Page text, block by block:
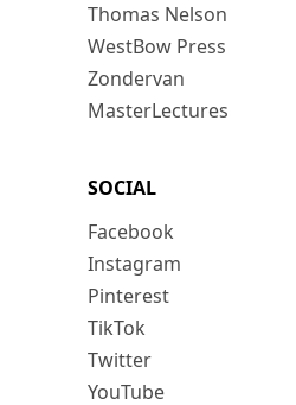
Thomas Nelson
WestBow Press
Zondervan
MasterLectures
SOCIAL
Facebook
Instagram
Pinterest
TikTok
Twitter
YouTube